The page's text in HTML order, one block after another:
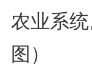
农业系
图）